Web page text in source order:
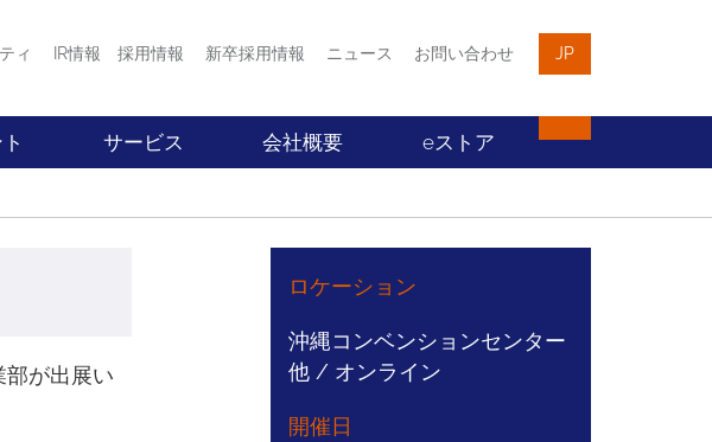
ィ IR情報 採用情報 新卒採用情報 ニュース お問い合わせ JP
サービス 会社概要 eストア
が出展い
ロケーション
沖縄コンベンションセンター
他 / オンライン
開催日